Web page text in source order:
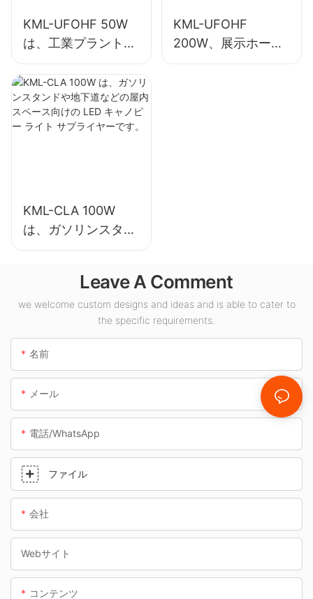
KML-UFOHF 50W
は、工業プラント、
倉庫、その他の屋内
照明アプリケーショ
ン向けの LED ハイ
ベイ ライト サプラ
KML-UFOHF
200W、展示ホー
ル、体育館などの屋
KML-CLA 100W
は、ガソリンスタン
ドや地下道などの屋
LED キャノピー ラ
イト サプライヤーで
Leave A Comment
we welcome custom designs and ideas and is able to cater to
the specific requirements.
名前
メール
電話/WhatsApp
ファイル
会社
Webサイト
コンテンツ